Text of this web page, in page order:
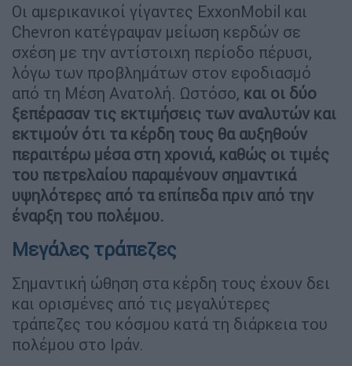
Οι αμερικανικοί γίγαντες ExxonMobil και
Chevron κατέγραψαν μείωση κερδών σε
σχέση με την αντίστοιχη περίοδο πέρυσι,
λόγω των προβλημάτων στον εφοδιασμό
από τη Μέση Ανατολή. Ωστόσο, και οι δύο
ξεπέρασαν τις εκτιμήσεις των αναλυτών και
εκτιμούν ότι τα κέρδη τους θα αυξηθούν
περαιτέρω μέσα στη χρονιά, καθώς οι τιμές
του πετρελαίου παραμένουν σημαντικά
υψηλότερες από τα επίπεδα πριν από την
έναρξη του πολέμου.
Μεγάλες τράπεζες
Σημαντική ώθηση στα κέρδη τους έχουν δει
και ορισμένες από τις μεγαλύτερες
τράπεζες του κόσμου κατά τη διάρκεια του
πολέμου στο Ιράν.